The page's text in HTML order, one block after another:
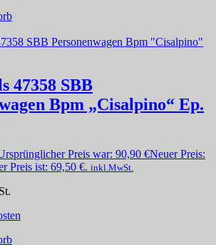
47358 SBB
Bpm „Cisalpino“ Ep.
Preis war: 90,90 €Neuer Preis:
Preis ist: 69,50 €. inkl.MwSt.